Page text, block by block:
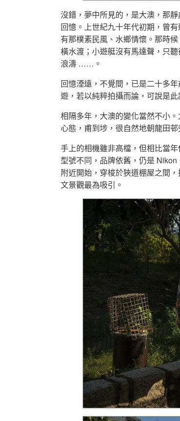
沒錯，夢中所見的，是大澳，那
回憶。上世紀九十年代初期，曾
有那樸素民風、水鄉情懷。那時
橫水渡；小遊艇沒有馬達聲，只
浪濤 ……。
回憶湮遠，不覺間，已是二十多
遊，若以純粹拍攝而論，可說是此
相隔多年，大澳的變化當然不小
心態，甫到埗，很自然地朝龍田
手上的相機雖非高檔，但相比當
型號不同，品牌依舊，仍是
附近開始，穿梭於狹道棚屋之間
文景觀最為吸引。